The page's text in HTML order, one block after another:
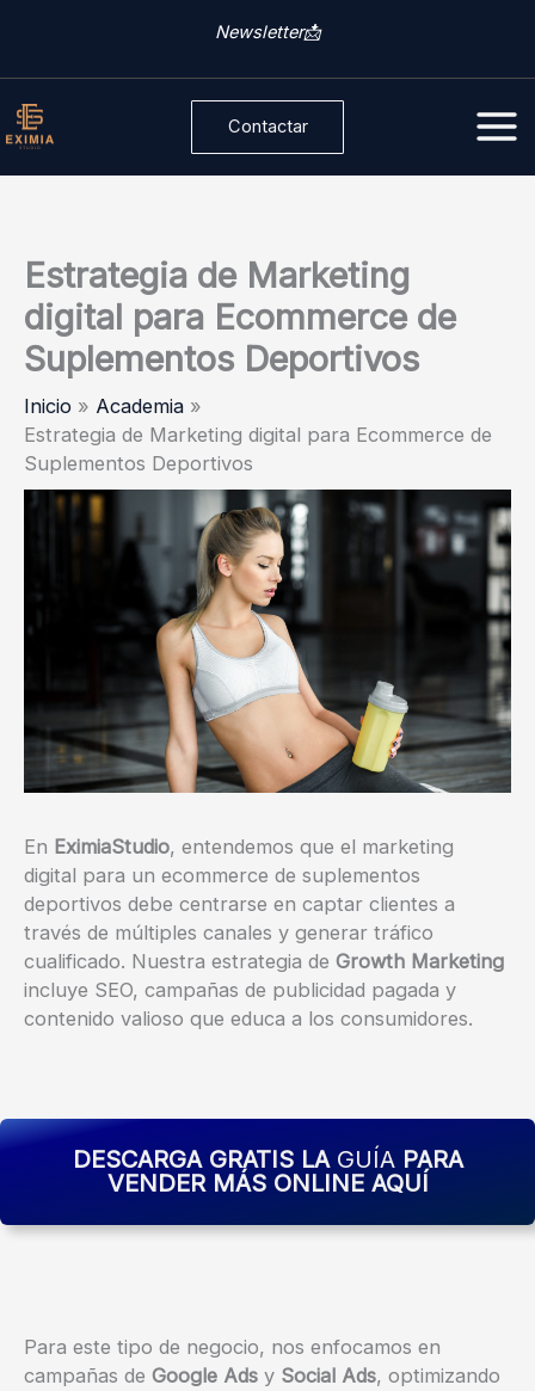
contenido
Newsletter📩
Contactar
Estrategia de Marketing
digital para Ecommerce de
Suplementos Deportivos
Inicio
Academia
Estrategia de Marketing digital para Ecommerce de
Suplementos Deportivos
En EximiaStudio, entendemos que el marketing
digital para un ecommerce de suplementos
deportivos debe centrarse en captar clientes a
través de múltiples canales y generar tráfico
cualificado. Nuestra estrategia de Growth Marketing
incluye SEO, campañas de publicidad pagada y
contenido valioso que educa a los consumidores.
DESCARGA GRATIS LA GUÍAPARA
VENDER MÁS ONLINE AQUÍ
Para este tipo de negocio, nos enfocamos en
campañas de Google Ads y Social Ads, optimizando
e
g
í
a
s